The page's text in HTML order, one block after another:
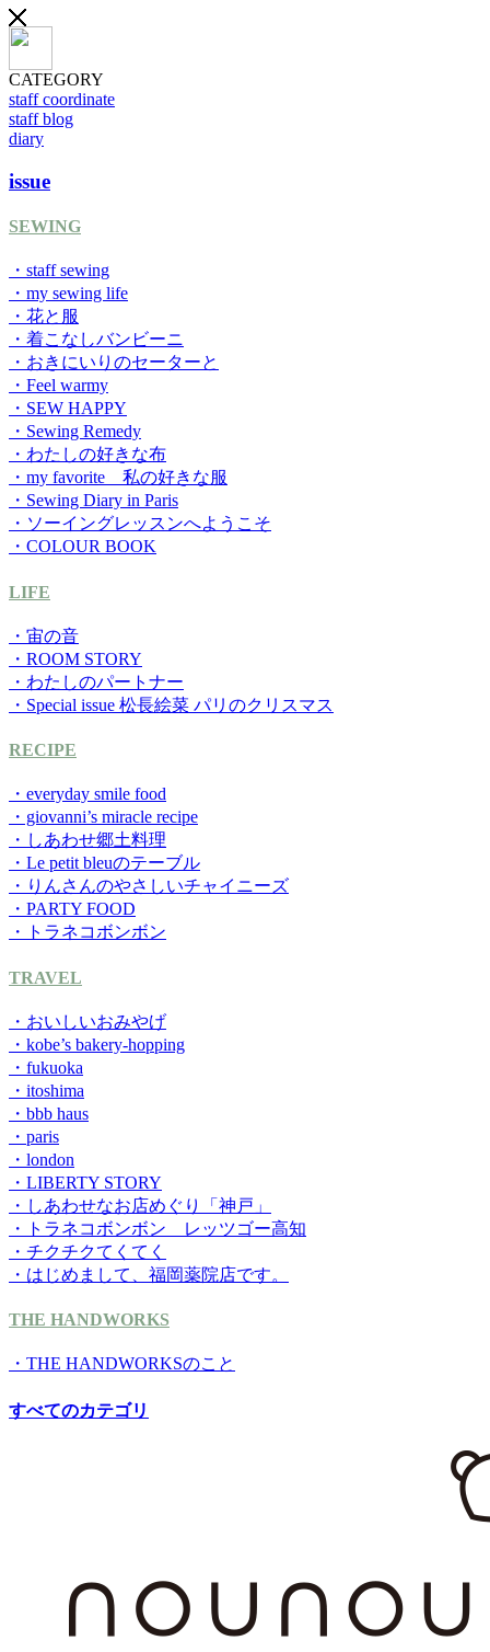
CATEGORY
staff coordinate
staff blog
diary
issue
SEWING
・staff sewing
・my sewing life
・花と服
・着こなしバンビーニ
・おきにいりのセーターと
・Feel warmy
・SEW HAPPY
・Sewing Remedy
・わたしの好きな布
・my favorite 私の好きな服
・Sewing Diary in Paris
・ソーイングレッスンへようこそ
・COLOUR BOOK
LIFE
・宙の音
・ROOM STORY
・わたしのパートナー
・Special issue 松長絵菜 パリのクリスマス
RECIPE
・everyday smile food
・giovanni’s miracle recipe
・しあわせ郷土料理
・Le petit bleuのテーブル
・りんさんのやさしいチャイニーズ
・PARTY FOOD
・トラネコボンボン
TRAVEL
・おいしいおみやげ
・kobe’s bakery-hopping
・fukuoka
・itoshima
・bbb haus
・paris
・london
・LIBERTY STORY
・しあわせなお店めぐり「神戸」
・トラネコボンボン レッツゴー高知
・チクチクてくてく
・はじめまして、福岡薬院店です。
THE HANDWORKS
・THE HANDWORKSのこと
すべてのカテゴリ